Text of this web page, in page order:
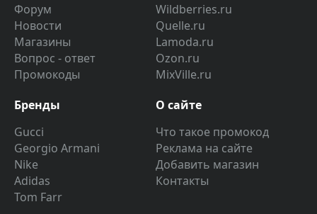
Форум
Новости
Магазины
Вопрос - ответ
Промокоды
Wildberries.ru
Quelle.ru
Lamoda.ru
Ozon.ru
MixVille.ru
Бренды
Gucci
Georgio Armani
Nike
Adidas
Tom Farr
О сайте
Что такое промокод
Реклама на сайте
Добавить магазин
Контакты